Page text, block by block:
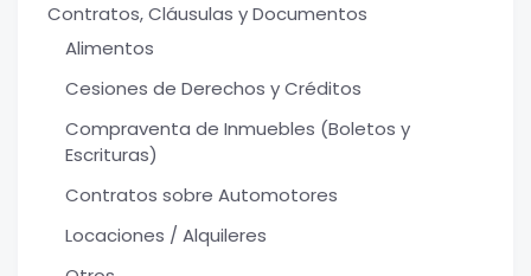
Contratos, Cláusulas y Documentos
Alimentos
Cesiones de Derechos y Créditos
Compraventa de Inmuebles (Boletos y
Escrituras)
Contratos sobre Automotores
Locaciones / Alquileres